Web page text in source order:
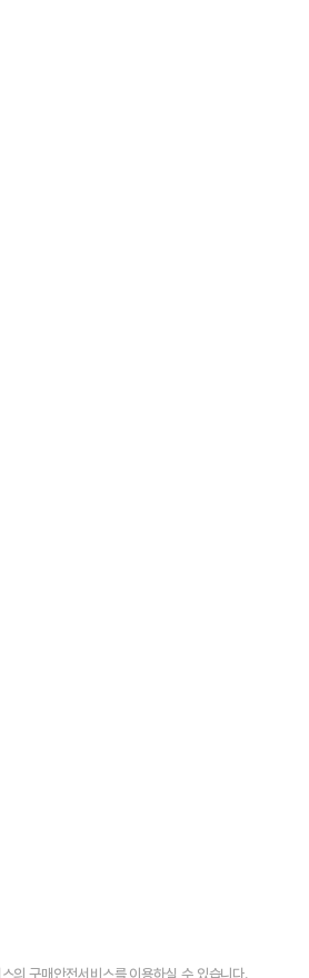
의 구매안전서비스를 이용하실 수 있습니다.